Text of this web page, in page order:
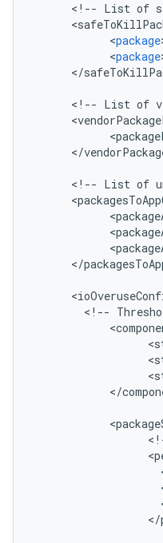
< ! -- List of
<
<package
<package
</
< ! -- List of
<
<
</
< ! -- List of
<
<
<
<
</
<
< ! --
<
<
<
<
</
<
< !
<
</